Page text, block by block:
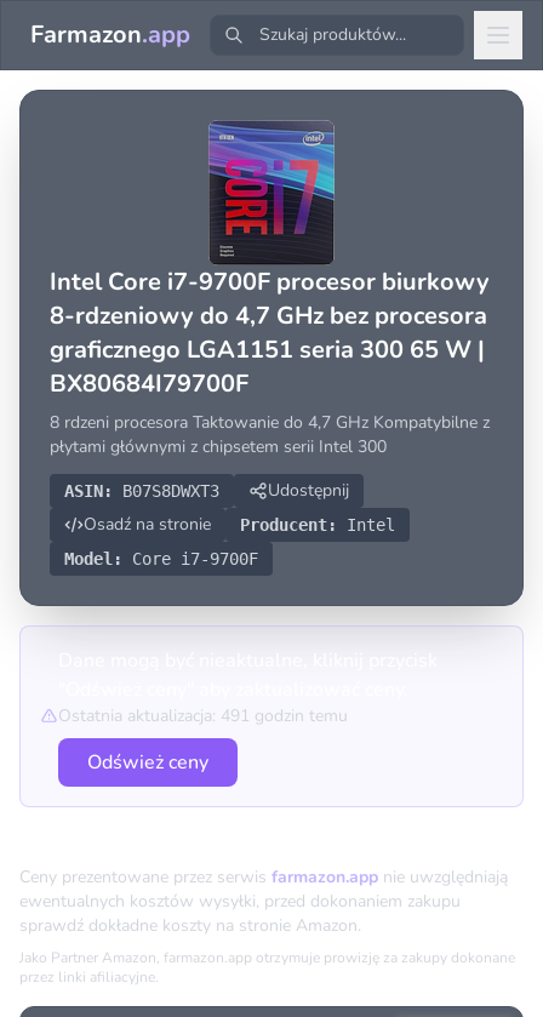
Farmazon.app
Intel Core i7-9700F procesor biurkowy
8-rdzeniowy do 4,7 GHz bez procesora
graficznego LGA1151 seria 300 65 W |
BX80684I79700F
8 rdzeni procesora Taktowanie do 4,7 GHz Kompatybilne z
płytami głównymi z chipsetem serii Intel 300
ASIN: B07S8DWXT3
Udostępnij
Osadź na stronie
Producent:
Intel
Model:
Core i7-9700F
Ostatnia aktualizacja: 491 godzin temu
Odśwież ceny
Ceny prezentowane przez serwis farmazon.app nie uwzględniają
ewentualnych kosztów wysyłki, przed dokonaniem zakupu
sprawdź dokładne koszty na stronie Amazon.
Jako Partner Amazon, farmazon.app otrzymuje prowizję za zakupy dokonane
przez linki afiliacyjne.